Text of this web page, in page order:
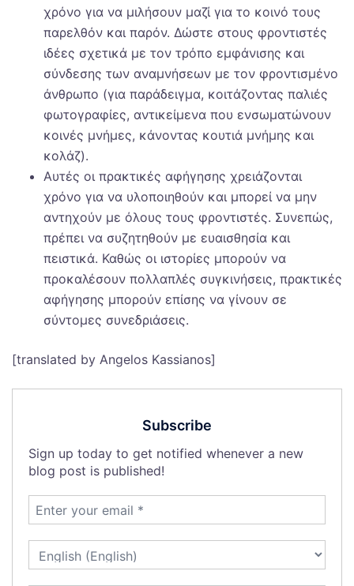
χρόνο για να μιλήσουν μαζί για το κοινό τους
παρελθόν και παρόν. Δώστε στους φροντιστές
ιδέες σχετικά με τον τρόπο εμφάνισης και
σύνδεσης των αναμνήσεων με τον φροντισμένο
άνθρωπο (για παράδειγμα, κοιτάζοντας παλιές
φωτογραφίες, αντικείμενα που ενσωματώνουν
κοινές μνήμες, κάνοντας κουτιά μνήμης και
κολάζ).
Αυτές οι πρακτικές αφήγησης χρειάζονται
χρόνο για να υλοποιηθούν και μπορεί να μην
αντηχούν με όλους τους φροντιστές. Συνεπώς,
πρέπει να συζητηθούν με ευαισθησία και
πειστικά. Καθώς οι ιστορίες μπορούν να
προκαλέσουν πολλαπλές συγκινήσεις, πρακτικές
αφήγησης μπορούν επίσης να γίνουν σε
σύντομες συνεδριάσεις.
[translated by Angelos Kassianos]
Subscribe
Sign up today to get notified whenever a new
blog post is published!